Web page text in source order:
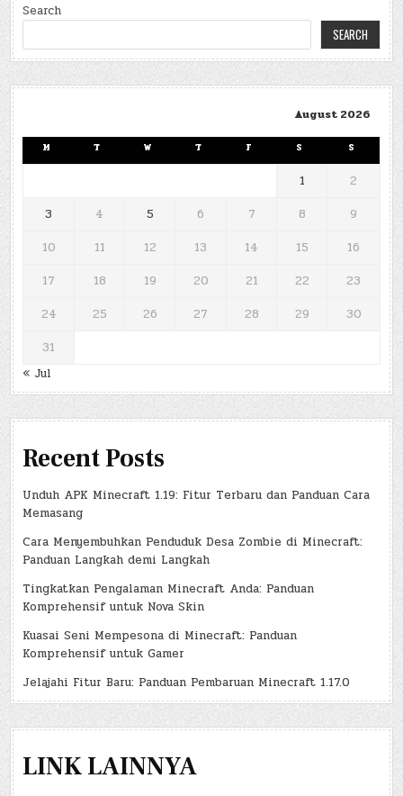
Search
SEARCH
August 2026
M T W T F S S
1
2
3
4 5 6 7 8
9
10
11 12 13 14 15
16
17
18 19 20 21 22
23
24
25 26 27 28 29
30
31
« Jul
Recent Posts
Unduh APK Minecraft 1.19: Fitur Terbaru dan Panduan Cara
Memasang
Cara Menyembuhkan Penduduk Desa Zombie di Minecraft:
Panduan Langkah demi Langkah
Tingkatkan Pengalaman Minecraft Anda: Panduan
Komprehensif untuk Nova Skin
Kuasai Seni Mempesona di Minecraft: Panduan
Komprehensif untuk Gamer
Jelajahi Fitur Baru: Panduan Pembaruan Minecraft 1.17.0
LINK LAINNYA